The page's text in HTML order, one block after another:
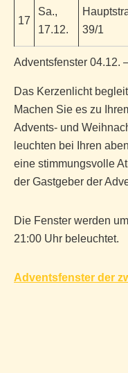
17
Sa.,
17.12.
39/1
Adventsfenster 04.12.
Das Kerzenlicht
Machen Sie es zu
Advents- und
leuchten bei Ihren
eine stimmungsvolle
der Gastgeber der
Die Fenster werden
21:00 Uhr beleuchtet.
Adventsfenster der